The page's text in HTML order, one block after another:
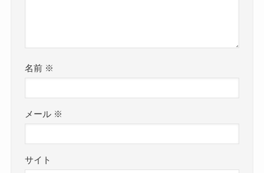
名前 ※
メール ※
サイト